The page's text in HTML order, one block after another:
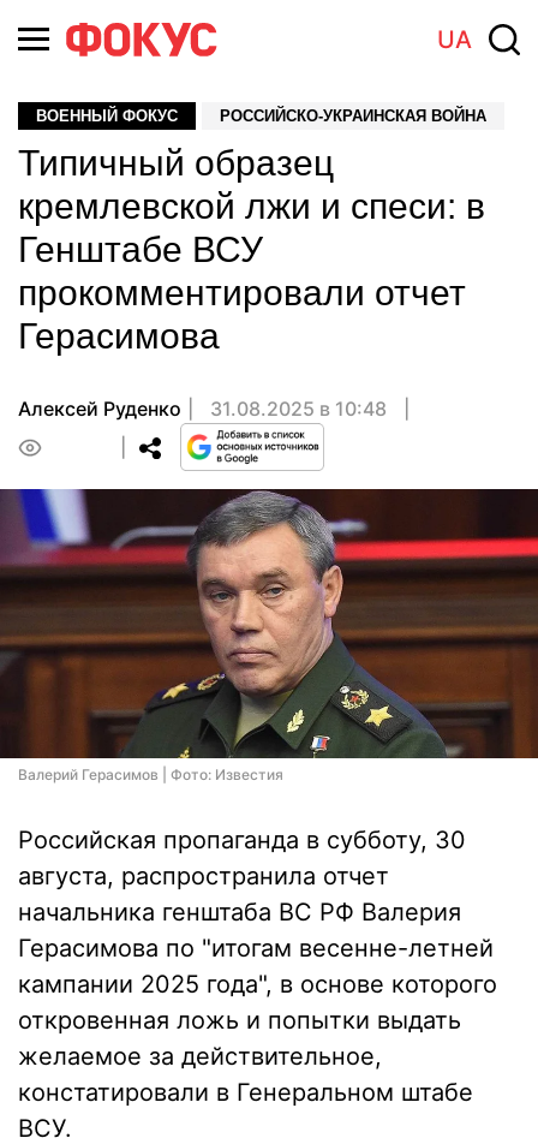
UA
ВОЕННЫЙ ФОКУС РОССИЙСКО-УКРАИНСКАЯ ВОЙНА
Типичный образец
кремлевской лжи и спеси: в
Генштабе ВСУ
прокомментировали отчет
Герасимова
Алексей Руденко
31.08.2025 в 10:48
Валерий Герасимов | Фото: Известия
Российская пропаганда в субботу, 30
августа, распространила отчет
начальника генштаба ВС РФ Валерия
Герасимова по "итогам весенне-летней
кампании 2025 года", в основе которого
откровенная ложь и попытки выдать
желаемое за действительное,
констатировали в Генеральном штабе
ВСУ.